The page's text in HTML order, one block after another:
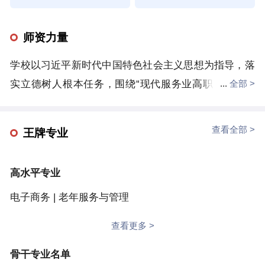
两个校区，全日制在校生近1.4万人；学校对接现代商
化创意、文化旅游、信息技术服务等产业，建有2个国
家“双高计划”专业群、2个省级高水平专业群和3个校级
以群建院、以群强院，建设数字商务学院、健康学院、
育学院、马克思主义学院、博雅全人教育学院、国际教
育学院、继续教育学院，共12个教学机构。学校以习近
平新时代中国特色社会主义思想为指导，落实立德树人
者”的建设目标，推进培养模式与教育教学改革，促进
师资力量
学校以习近平新时代中国特色社会主义思想为指导，落
实立德树人根本任务，围绕“现代服务业高职教育改革
奖4项、全国教材建设奖3项，“十四五”国家级规划教材
业教学资源库建设项目3个；建有全国党建工作样板支
部2个、全国高校黄大年式教学团队等国家级教学团队4
首批国家级示范性职教集团、工信部产教融合型专业试
... 全部 >
王牌专业 查看全部 >
高水平专业
电子商务 | 老年服务与管理
查看更多 >
骨干专业名单